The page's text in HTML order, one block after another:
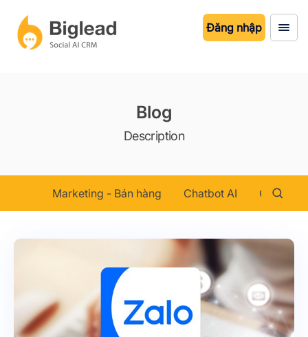
Đăng nhập
Blog
Description
Marketing - Bán hàng Chatbot AI Chăm